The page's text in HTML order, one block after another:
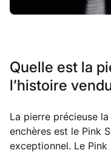
Quelle est la
l’histoire
La pierre précieuse
enchères est le Pink
exceptionnel. Le